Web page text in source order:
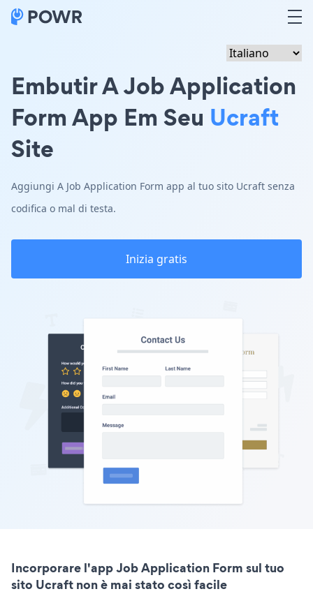
Embutir A Job Application
Form App Em Seu Ucraft
Site
Aggiungi A Job Application Form app al tuo sito Ucraft senza
codifica o mal di testa.
Inizia gratis
Incorporare l'app Job Application Form sul tuo
sito Ucraft non è mai stato così facile